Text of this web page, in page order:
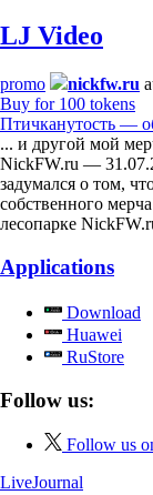
LJ Video
promo nickfw.ru
Buy for 100 tokens
Птичканутость —
... и другой мой
NickFW.ru —
задумался о том,
собственного
лесопарке
Applications
Download
Huawei
RuStore
Follow us:
Follow us
LiveJournal